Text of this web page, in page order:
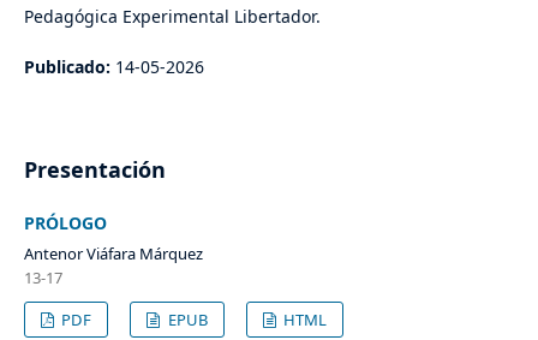
Pedagógica Experimental Libertador.
Publicado: 14-05-2026
Presentación
PRÓLOGO
Antenor Viáfara Márquez
13-17
PDF
EPUB HTML